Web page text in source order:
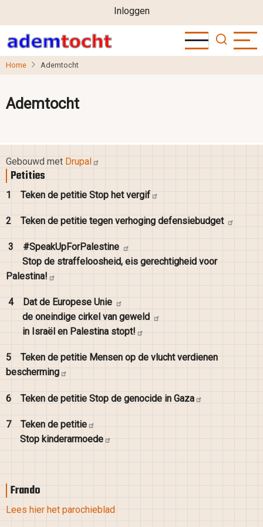
naar
de
inhoud
User
account
menu
Inloggen
Home Ademtocht
Ademtocht
Gebouwd met Drupal
Petities
1 Teken de petitie Stop hetvergif
2 Teken de petitie tegen verhoging defensiebudget
3
#SpeakUpForPalestine
Stop de straffeloosheid, eis gerechtigheid voor
Palestina!
4 Dat de Europese Unie
de oneindige cirkel van geweld
in Israël en Palestina stopt!
5 Teken de petitie Mensen op de vlucht verdienen
bescherming
6 Teken de petitie Stop de genocide in Gaza
7 Teken de petitie
Stop kinderarmoede
Frando
Lees hier het parochieblad